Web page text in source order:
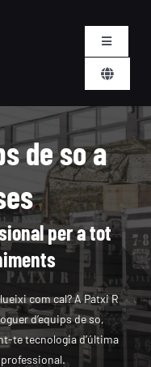
Toggle
Toggle
de so a
per a tot
com cal? A Patxi R
d’equips de so,
te tecnologia d’última